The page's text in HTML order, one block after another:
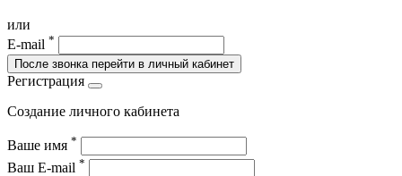
или
E-mail *
После звонка перейти в личный кабинет
Регистрация
Создание личного кабинета
Ваше имя *
Ваш E-mail *